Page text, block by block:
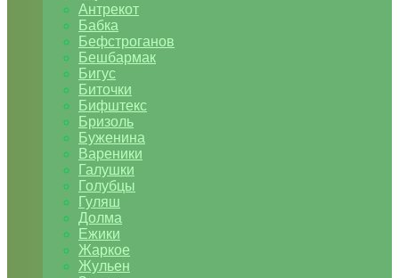
Антрекот
Бабка
Бефстроганов
Бешбармак
Бигус
Биточки
Бифштекс
Бризоль
Буженина
Вареники
Галушки
Голубцы
Гуляш
Долма
Ежики
Жаркое
Жульен